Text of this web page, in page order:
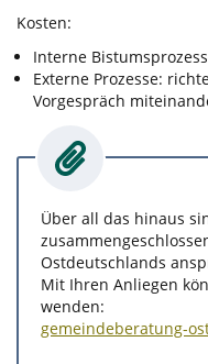
Kosten:
Interne
Externe Prozesse:
Vorgespräch
Über all das hinaus
Ostdeutschlands
Mit Ihren Anliegen
wenden:
gemeindeberatung-